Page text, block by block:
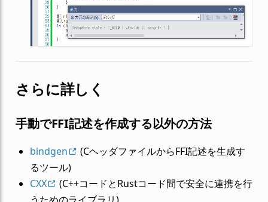
さらに詳しく
手動でFFI記述を作成する以外の方法
bindgen
(CヘッダファイルからFFI記述を生成す
るツール)
CXX
(C++コードとRustコード間で安全に連携を行